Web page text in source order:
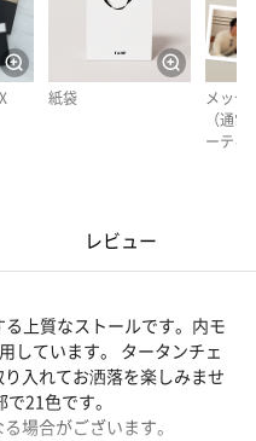
紙袋
メッセ
（通
ーティ
レビュー
る上質なストールです。内モ
しています。 タータンチェ
入れてお洒落を楽しみませ
21色です。
場合がございます。